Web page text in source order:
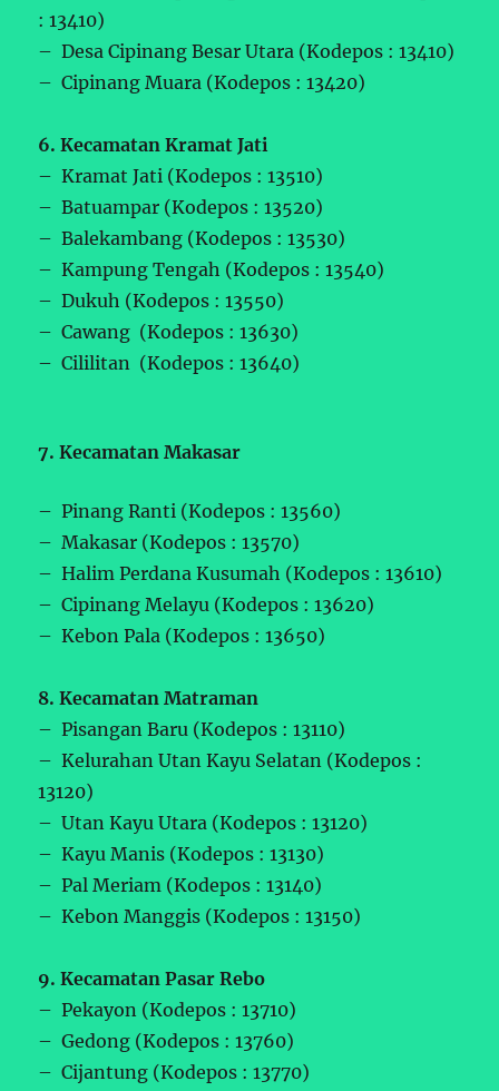
: 13410)
– Desa Cipinang Besar Utara (Kodepos : 13410)
– Cipinang Muara (Kodepos : 13420)
6. Kecamatan Kramat Jati
– Kramat Jati (Kodepos : 13510)
– Batuampar (Kodepos : 13520)
– Balekambang (Kodepos : 13530)
– Kampung Tengah (Kodepos : 13540)
– Dukuh (Kodepos : 13550)
– Cawang (Kodepos : 13630)
– Cililitan (Kodepos : 13640)
7. Kecamatan Makasar
– Pinang Ranti (Kodepos : 13560)
– Makasar (Kodepos : 13570)
– Halim Perdana Kusumah (Kodepos : 13610)
– Cipinang Melayu (Kodepos : 13620)
– Kebon Pala (Kodepos : 13650)
8. Kecamatan Matraman
– Pisangan Baru (Kodepos : 13110)
– Kelurahan Utan Kayu Selatan (Kodepos :
13120)
– Utan Kayu Utara (Kodepos : 13120)
– Kayu Manis (Kodepos : 13130)
– Pal Meriam (Kodepos : 13140)
– Kebon Manggis (Kodepos : 13150)
9. Kecamatan Pasar Rebo
– Pekayon (Kodepos : 13710)
– Gedong (Kodepos : 13760)
– Cijantung (Kodepos : 13770)